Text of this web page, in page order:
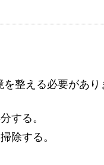
整える必要があり
する。
除する。